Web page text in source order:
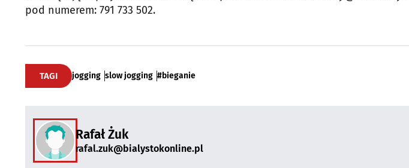
pod numerem: 791 733 502.
TAGI jogging slow jogging #bieganie
Rafał Żuk
rafal.zuk@bialystokonline.pl